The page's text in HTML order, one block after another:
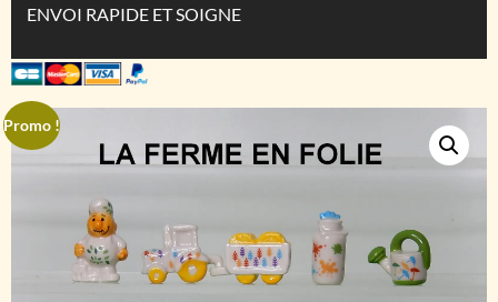
ENVOI RAPIDE ET SOIGNE
Promo !